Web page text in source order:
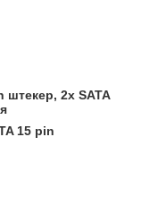
штекер, 2x SATA
15 pin